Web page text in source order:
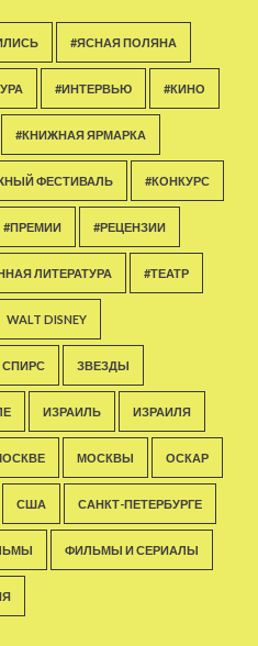
#ЯСНАЯ ПОЛЯНА
#ИНТЕРВЬЮ #КИНО
#КНИЖНАЯ ЯРМАРКА
ФЕСТИВАЛЬ #КОНКУРС
#ПРЕМИИ #РЕЦЕНЗИИ
ЛИТЕРАТУРА #ТЕАТР
WALT DISNEY
СПИРС ЗВЕЗДЫ
ИЗРАИЛЬ ИЗРАИЛЯ
МОСКВЫ ОСКАР
США САНКТ-ПЕТЕРБУРГЕ
ФИЛЬМЫ И СЕРИАЛЫ